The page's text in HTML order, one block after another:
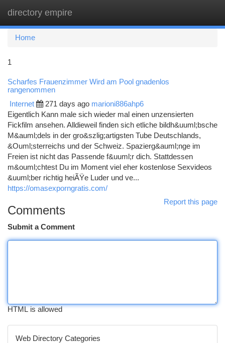
directory empire
Home
1
Scharfes Frauenzimmer Wird am Pool gnadenlos
rangenommen
Internet 271 days ago marioni886ahp6
Eigentlich Kann male sich wieder mal einen unzensierten
Fickfilm ansehen. Alldieweil finden sich etliche bildh&uuml;bsche
M&auml;dels in der gro&szlig;artigsten Tube Deutschlands,
&Ouml;sterreichs und der Schweiz. Spazierg&auml;nge im
Freien ist nicht das Passende f&uuml;r dich. Stattdessen
m&ouml;chtest Du im Moment viel eher kostenlose Sexvideos
&uuml;ber richtig heiÃŸe Luder und ve...
https://omasexporngratis.com/
Report this page
Comments
Submit a Comment
HTML is allowed
Web Directory Categories